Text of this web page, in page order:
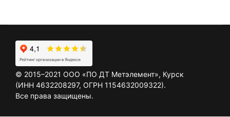
© 2015–2021 ООО «ПО ДТ Метэлемент», Курск
(ИНН 4632208297, ОГРН 1154632009322).
Все права защищены.